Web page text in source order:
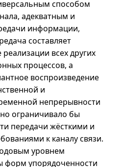
способом
адекватным и
информации,
составляет
всех других
процессов, а
воспроизведение
и
непрерывности
ограничивало бы
передачи жёсткими и
к каналу связи.
уровнем
форм упорядоченности